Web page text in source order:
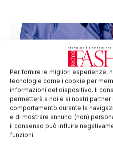
Per fornire le migliori esperienze,
tecnologie come i cookie per
informazioni del dispositivo. Il
permetterà a noi e ai nostri
comportamento durante la
e di mostrare annunci (non)
il consenso può influire
funzioni.
Un accordo per